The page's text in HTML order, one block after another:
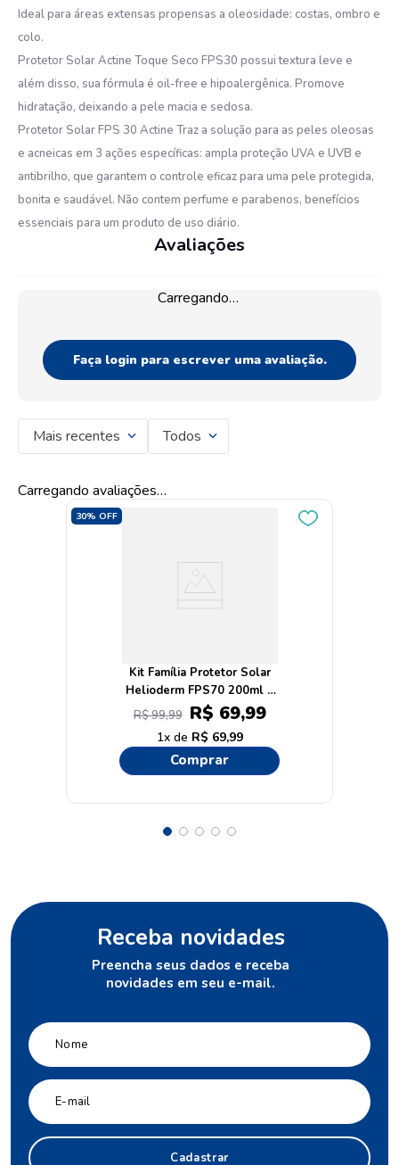
Ideal para áreas extensas propensas a oleosidade: costas, ombro e
colo.
Protetor Solar Actine Toque Seco FPS30 possui textura leve e
além disso, sua fórmula é oil-free e hipoalergênica. Promove
hidratação, deixando a pele macia e sedosa.
Protetor Solar FPS 30 Actine Traz a solução para as peles oleosas
e acneicas em 3 ações específicas: ampla proteção UVA e UVB e
antibrilho, que garantem o controle eficaz para uma pele protegida,
bonita e saudável. Não contem perfume e parabenos, benefícios
essenciais para um produto de uso diário.
Avaliações
Carregando…
Faça login para escrever uma avaliação.
Mais recentes Todos
Carregando avaliações…
30% OFF
Kit Família Protetor Solar
Helioderm FPS70 200ml +
Protetor Solar Kids FPS70
120ml
R$99,99 R$ 69,99
1 R$ 69,99
Comprar
Receba novidades
Preencha seus dados e receba
novidades em seu e-mail.
Cadastrar